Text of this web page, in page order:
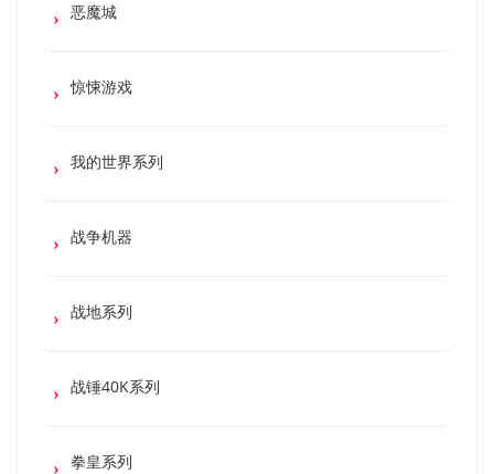
恶魔城
惊悚游戏
我的世界系列
战争机器
战地系列
战锤40K系列
拳皇系列